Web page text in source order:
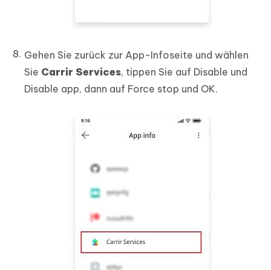
Gehen Sie zurück zur App-Infoseite und wählen
Sie Carrir Services, tippen Sie auf Disable und
Disable app, dann auf Force stop und OK.